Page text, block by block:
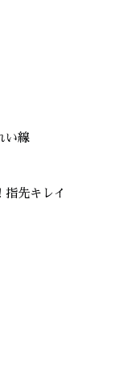
い線
指先キレイ